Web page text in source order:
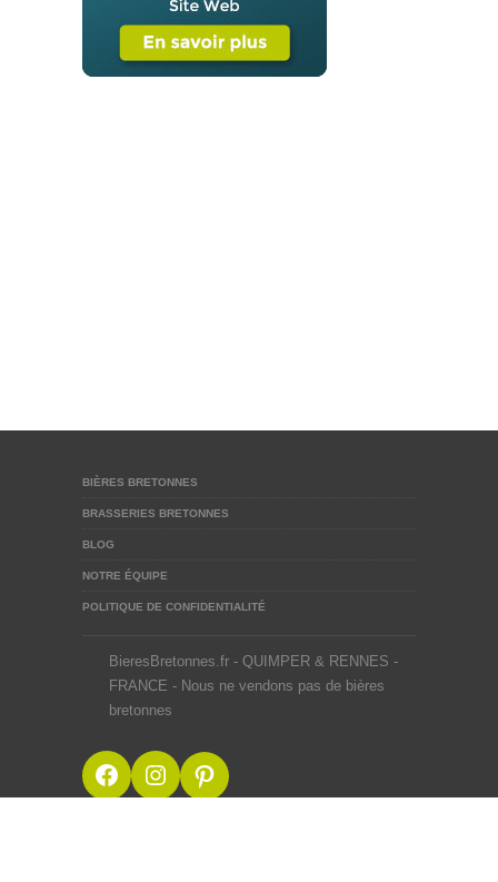
BIÈRES BRETONNES
BRASSERIES BRETONNES
BLOG
NOTRE ÉQUIPE
POLITIQUE DE CONFIDENTIALITÉ
BieresBretonnes.fr - QUIMPER & RENNES -
FRANCE - Nous ne vendons pas de bières
bretonnes
Facebook
Instagram
Pinterest